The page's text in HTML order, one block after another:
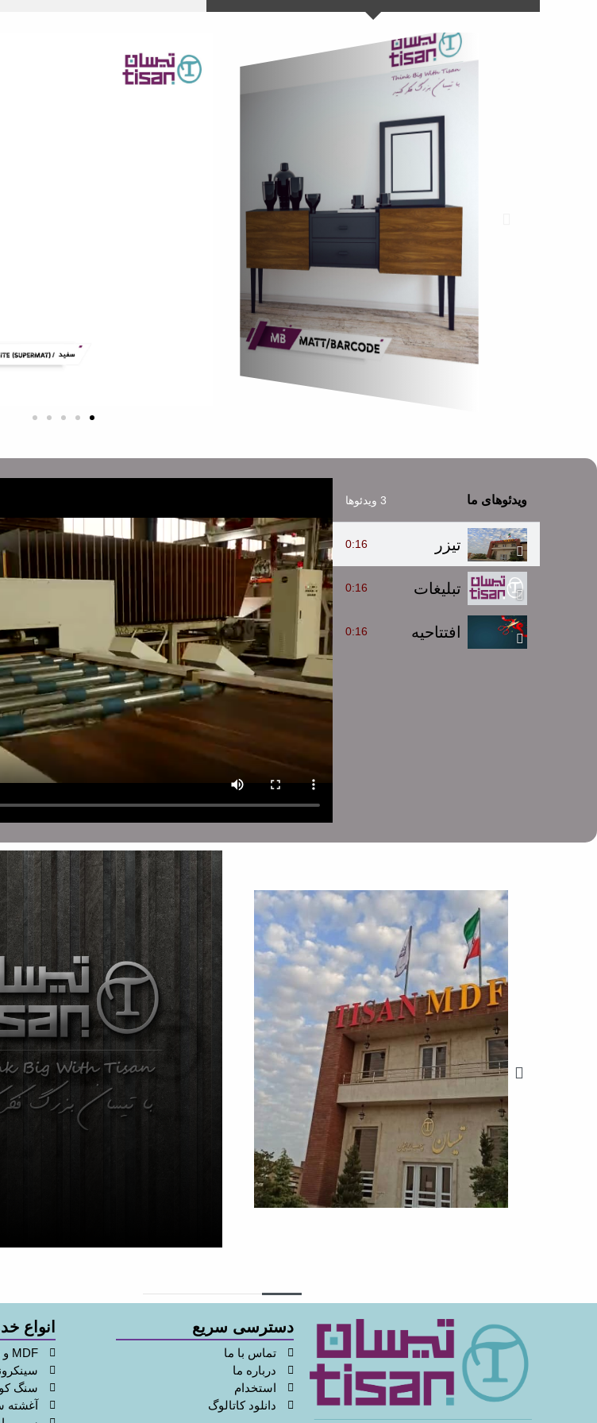
ویدئوهای ما 3 ویدئوها
تیزر 0:16
تبلیغات 0:16
افتتاحیه 0:16
تنوع
دسترسی سریع
تماس با ما
درباره ما
استخدام
دانلود کاتالوگ
انواع
MDF و نئوپان ملامینه
سنگ
آغشته